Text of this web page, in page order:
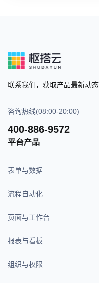
联系我们，获取产品最新动态
咨询热线(08:00-20:00)
400-886-9572
平台产品
表单与数据
流程自动化
页面与工作台
报表与看板
组织与权限